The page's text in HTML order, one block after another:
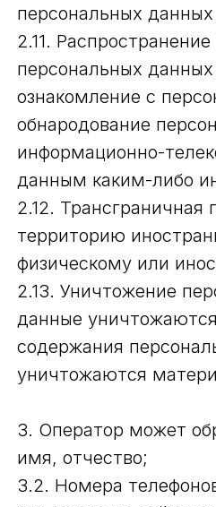
персональных
2.11.
персональных
ознакомление с
обнародование
информационно-
данным каким-либо
2.12.
территорию
физическому или
2.13. Уничтожение
данные
содержания
уничтожаются
3. Оператор может
имя, отчество;
3.2. Номера